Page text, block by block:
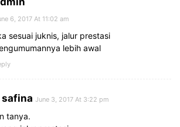
6, 2017 At 11:02 am
sesuai juknis, jalur prestasi
lebih awal
safina June 3, 2017 At 3:22 pm
tanya.